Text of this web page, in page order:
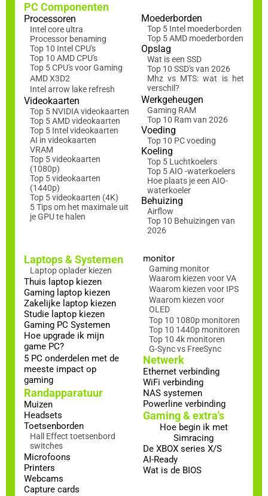
PC Componenten
Processoren
Intel core ultra
Processor benaming
Top 10 Intel CPU's
Top 10 AMD CPU's
Top 5 CPU's voor Gaming
AMD X3D2
Intel arrow lake refresh
Videokaarten
Top 5 NVIDIA videokaarten
Top 5 AMD videokaarten
Top 5 Intel videokaarten
AI in videokaarten
VRAM
Top 5 videokaarten
(1080p)
Top 5 videokaarten
(1440p)
Top 5 videokaarten (4K)
5 Tips om het maximale uit
je GPU te halen
Moederborden
Top 5 Intel moederborden
Top 5 AMD moederborden
Opslag
Wat is een SSD
Top 10 SSD's van 2026
Mhz vs MTS: wat is het
verschil?
Werkgeheugen
Gaming RAM
Top 10 Ram van 2026
Voeding
Top 10 PC voeding
Koeling
Top 5 Luchtkoelers
Top 5 AIO -waterkoelers
Hoe plaats je een AIO-
waterkoeler
Behuizing
Airflow
Top 10 Behuizingen van
2026
Laptops & Systemen
Laptop oplader kiezen
Thuis laptop kiezen
Gaming laptop kiezen
Zakelijke laptop kiezen
Studie laptop kiezen
Gaming PC Systemen
Hoe upgrade ik mijn
game PC?
5 PC onderdelen met de
meeste impact op
gaming
Randapparatuur
Muizen
Headsets
Toetsenborden
Hall Effect toetsenbord
switches
Microfoons
Printers
Webcams
Capture cards
monitor
Gaming monitor
Waarom kiezen voor VA
Waarom kiezen voor IPS
Waarom kiezen voor
OLED
Top 10 1080p monitoren
Top 10 1440p monitoren
Top 10 4k monitoren
G-Sync vs FreeSync
Netwerk
Ethernet verbinding
WiFi verbinding
NAS systemen
Powerline verbinding
Gaming & extra's
Hoe begin ik met
Simracing
De XBOX series X/S
AI-Ready
Wat is de BIOS